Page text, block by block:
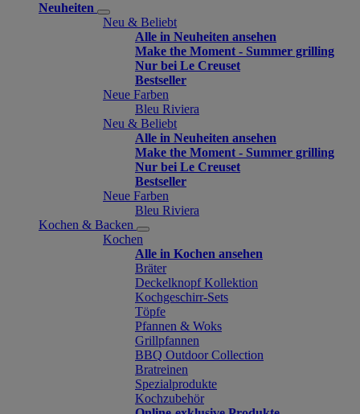
Neuheiten
Neu & Beliebt
Alle in Neuheiten ansehen
Make the Moment - Summer grilling
Nur bei Le Creuset
Bestseller
Neue Farben
Bleu Riviera
Neu & Beliebt
Alle in Neuheiten ansehen
Make the Moment - Summer grilling
Nur bei Le Creuset
Bestseller
Neue Farben
Bleu Riviera
Kochen & Backen
Kochen
Alle in Kochen ansehen
Bräter
Deckelknopf Kollektion
Kochgeschirr-Sets
Töpfe
Pfannen & Woks
Grillpfannen
BBQ Outdoor Collection
Bratreinen
Spezialprodukte
Kochzubehör